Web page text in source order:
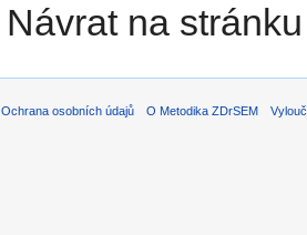
Návrat na stránku
Ochrana osobních údajů O Metodika ZDrSEM